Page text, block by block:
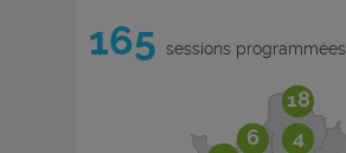
165 sessions programmées
6
18
4